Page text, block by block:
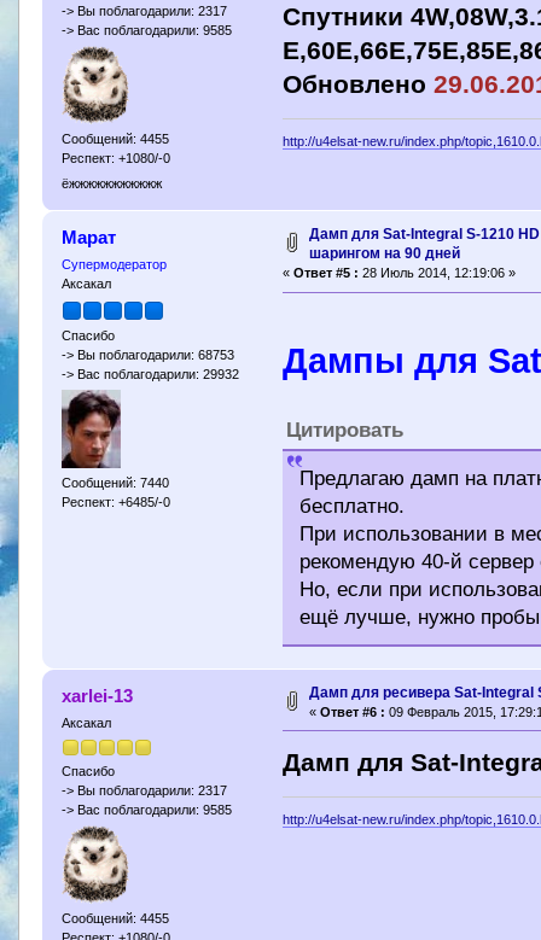
-> Вы поблагодарили: 2317
-> Вас поблагодарили: 9585
Сообщений: 4455
Респект: +1080/-0
ёжжжжжжжжжжж
Cпутники
Обновлено
http://u4elsat-new.ru/index.php/
Марат
Супермодератор
Аксакал
Спасибо
-> Вы поблагодарили: 68753
-> Вас поблагодарили: 29932
Сообщений: 7440
Респект: +6485/-0
Дамп для Sat-Integral S-1210
шарингом на 90 дней
«Ответ #5 : 28 Июль 2014, 12:19:06 »
Дампы для
Цитировать
Предлагаю дамп на
бесплатно.
При использовании в
рекомендую 40-й сервер
Но, если при
ещё лучше, нужно
xarlei-13
Аксакал
Спасибо
-> Вы поблагодарили: 2317
-> Вас поблагодарили: 9585
Сообщений: 4455
Дамп для ресивера Sat-Integral
« Ответ #6 : 09 Февраль 2015,
Дамп для Sat-
http://u4elsat-new.ru/index.php/